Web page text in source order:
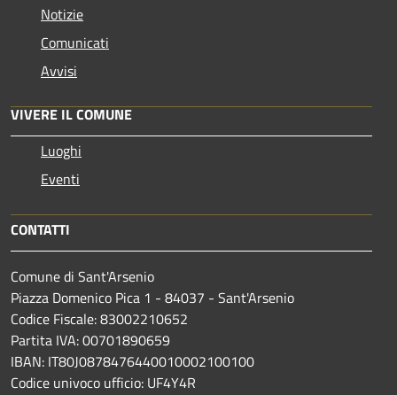
Notizie
Comunicati
Avvisi
VIVERE IL COMUNE
Luoghi
Eventi
CONTATTI
Comune di Sant'Arsenio
Piazza Domenico Pica 1 - 84037 - Sant'Arsenio
Codice Fiscale: 83002210652
Partita IVA: 00701890659
IBAN: IT80J0878476440010002100100
Codice univoco ufficio: UF4Y4R